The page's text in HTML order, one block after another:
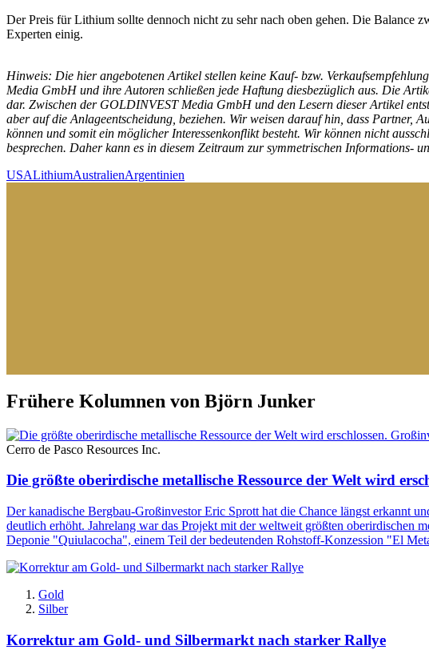
Der Preis für Lithium sollte dennoch nicht zu sehr nach oben gehen. Die Balance
Experten einig.
Hinweis: Die hier angebotenen Artikel stellen keine Kauf- bzw.
Media GmbH und ihre Autoren schließen jede Haftung diesbezüglich aus. Die
dar. Zwischen der GOLDINVEST Media GmbH und den Lesern dieser Artikel
aber auf die Anlageentscheidung, beziehen. Wir weisen darauf hin, dass
können und somit ein möglicher Interessenkonflikt besteht. Wir können nicht
besprechen. Daher kann es in diesem Zeitraum zur symmetrischen Informations-
USALithiumAustralienArgentinien
Frühere Kolumnen von Björn Junker
Cerro de Pasco Resources Inc.
Die größte oberirdische metallische Ressource der Welt wird
Der kanadische Bergbau-Großinvestor Eric Sprott hat die Chance längst erkannt
deutlich erhöht. Jahrelang war das Projekt mit der weltweit größten oberirdischen
Deponie "Quiulacocha", einem Teil der bedeutenden Rohstoff-Konzession "El
Gold
Silber
Korrektur am Gold- und Silbermarkt nach starker Rallye